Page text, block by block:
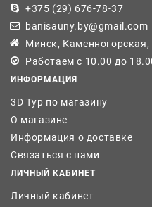
+375 (29) 676-78-37
banisauny.by@gmail.com
Минск, Каменногорская,
Работаем с 10.00 до
ИНФОРМАЦИЯ
3D Тур по магазину
О магазине
Информация о доставке
Связаться с нами
ЛИЧНЫЙ КАБИНЕТ
Личный кабинет